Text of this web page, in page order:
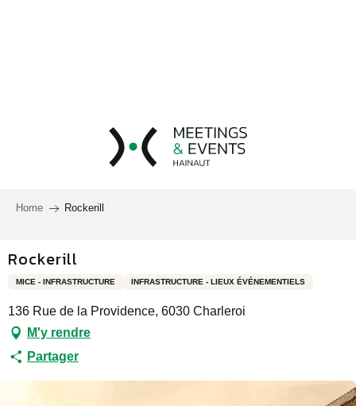
Home Rockerill
Rockerill
MICE - INFRASTRUCTURE INFRASTRUCTURE - LIEUX ÉVÉNEMENTIELS
136 Rue de la Providence, 6030 Charleroi
M'y rendre
Partager